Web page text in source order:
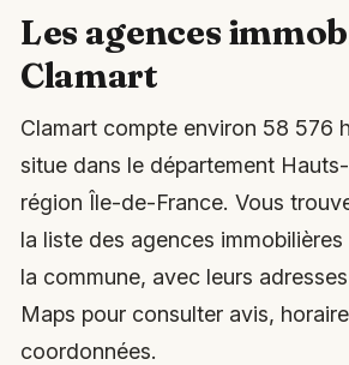
Les agences
Clamart
Clamart compte environ 58 576
situe dans le département
région Île-de-France. Vous
la liste des agences
la commune, avec leurs
Maps pour consulter avis,
coordonnées.